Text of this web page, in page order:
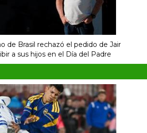
de Brasil rechazó el pedido de Jair
a sus hijos en el Día del Padre